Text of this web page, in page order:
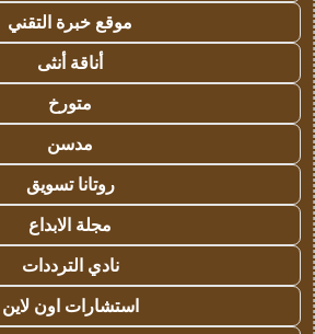
موقع خبرة التقني
أناقة أنثى
متورخ
مدسن
روتانا تسويق
مجلة الابداع
نادي الترددات
استشارات اون لاين